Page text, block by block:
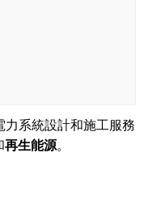
系統設計和施工服務
再生能源。